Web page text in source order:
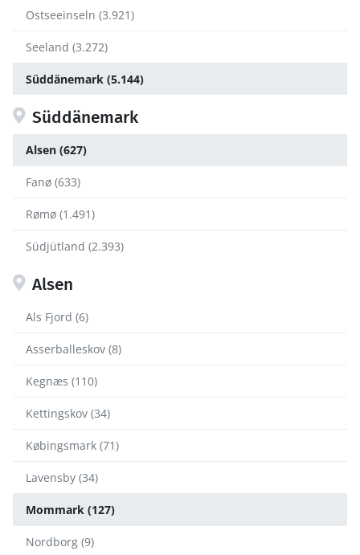
Ostseeinseln (3.921)
Seeland (3.272)
Süddänemark (5.144)
Süddänemark
Alsen (627)
Fanø (633)
Rømø (1.491)
Südjütland (2.393)
Alsen
Als Fjord (6)
Asserballeskov (8)
Kegnæs (110)
Kettingskov (34)
Købingsmark (71)
Lavensby (34)
Mommark (127)
Nordborg (9)